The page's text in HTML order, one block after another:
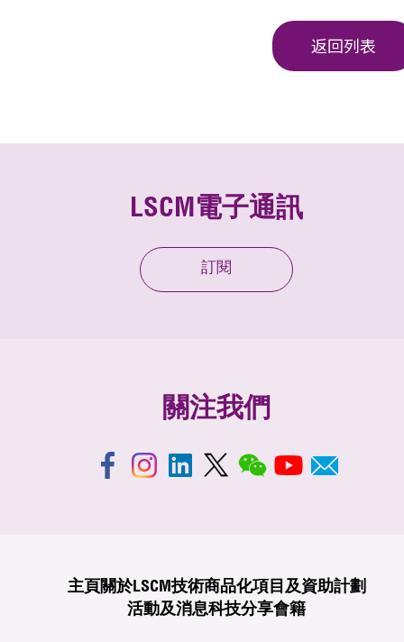
返回列表
LSCM電子通訊
訂閱
關注我們
主頁關於LSCM技術商品化項目及資助計劃
活動及消息科技分享會籍